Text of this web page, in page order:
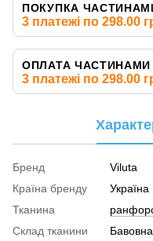
ПОКУПКА
3 платежі по 298.00
ОПЛАТА ЧАСТИНАМИ
3 платежі по 298.00
Бренд
Viluta
Країна бренду
Україна
Тканина
Склад тканини